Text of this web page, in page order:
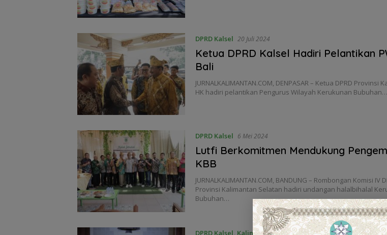
DPRD Kalsel 20 Juli 2024
Ketua DPRD Kalsel Hadiri Pelantikan
Bali
JURNALKALIMANTAN.COM, DENPASAR – Ketua DPRD Provinsi
HK hadiri pelantikan Pengurus Wilayah Kerukunan Bubuhan…
DPRD Kalsel 6 Mei 2024
Lutfi Berkomitmen Mendukung
KBB
JURNALKALIMANTAN.COM, BANDUNG – Rombongan Komisi IV
Provinsi Kalimantan Selatan hadiri undangan halalbihalal
Bubuhan…
DPRD Kalsel Kalimantan Selatan 5 Mei 2024